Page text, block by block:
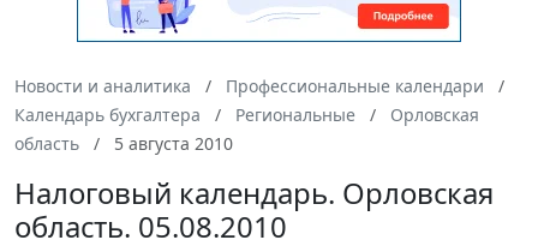
Новости и аналитика
Профессиональные календари
Календарь бухгалтера
Региональные
Орловская
область
5 августа 2010
Налоговый календарь. Орловская
область. 05.08.2010